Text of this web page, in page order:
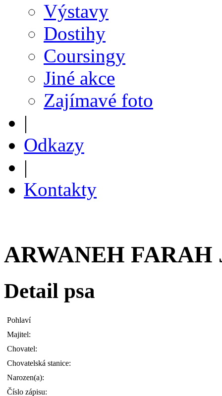
Výstavy
Dostihy
Coursingy
Jiné akce
Zajímavé foto
|
Odkazy
|
Kontakty
ARWANEH FARAH
Detail psa
Pohlaví
Majitel:
Chovatel:
Chovatelská stanice:
Narozen(a):
Číslo zápisu: